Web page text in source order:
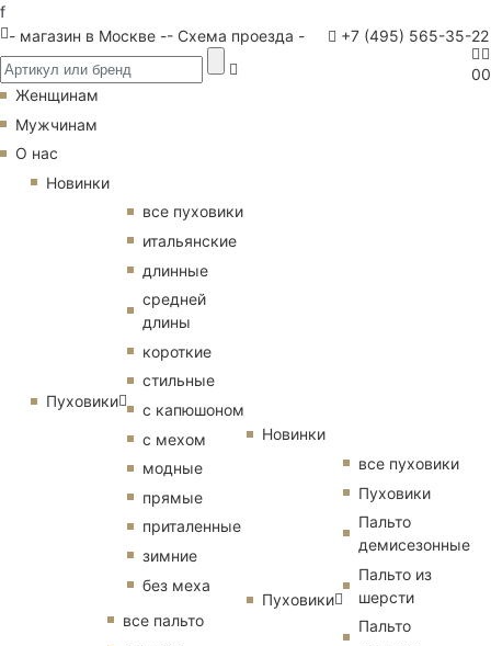
f
- магазин в Москве -- Схема проезда - +7 (495) 565-35-22
00
Женщинам
Мужчинам
О нас
Новинки
Пуховики
все пуховики
итальянские
длинные
средней
длины
короткие
стильные
с капюшоном
с мехом
модные
прямые
приталенные
зимние
без меха
все пальто
Новинки
Пуховики
все пуховики
Пуховики
Пальто
демисезонные
Пальто из
шерсти
Пальто